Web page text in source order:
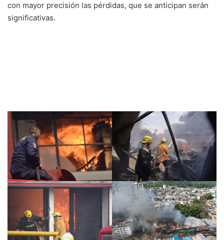
con mayor precisión las pérdidas, que se anticipan serán
significativas.